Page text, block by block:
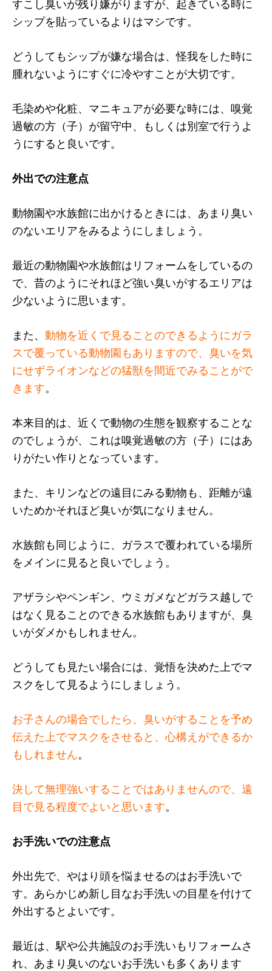
すこし臭いが残り嫌がりますが、起きている時に
シップを貼っているよりはマシです。
どうしてもシップが嫌な場合は、怪我をした時に
腫れないようにすぐに冷やすことが大切です。
毛染めや化粧、マニキュアが必要な時には、嗅覚
過敏の方（子）が留守中、もしくは別室で行うよ
うにすると良いです。
外出での注意点
動物園や水族館に出かけるときには、あまり臭い
のないエリアをみるようにしましょう。
最近の動物園や水族館はリフォームをしているの
で、昔のようにそれほど強い臭いがするエリアは
少ないように思います。
また、 動物を近くで見ることのできるようにガラ
スで覆っている動物園もありますので、臭いを気
にせずライオンなどの猛獣を間近でみることがで
きます。
本来目的は、近くで動物の生態を観察することな
のでしょうが、これは嗅覚過敏の方（子）にはあ
りがたい作りとなっています。
また、キリンなどの遠目にみる動物も、距離が遠
いためかそれほど臭いが気になりません。
水族館も同じように、ガラスで覆われている場所
をメインに見ると良いでしょう。
アザラシやペンギン、ウミガメなどガラス越しで
はなく見ることのできる水族館もありますが、臭
いがダメかもしれません。
どうしても見たい場合には、覚悟を決めた上でマ
スクをして見るようにしましょう。
お子さんの場合でしたら、臭いがすることを予め
伝えた上でマスクをさせると、心構えができるか
もしれません。
決して無理強いすることではありませんので、遠
目で見る程度でよいと思います。
お手洗いでの注意点
外出先で、やはり頭を悩ませるのはお手洗いで
す。あらかじめ新し目なお手洗いの目星を付けて
外出するとよいです。
最近は、駅や公共施設のお手洗いもリフォームさ
れ、あまり臭いのないお手洗いも多くあります